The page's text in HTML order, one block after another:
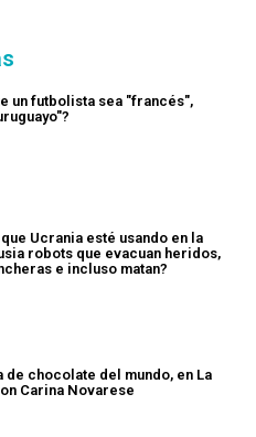
un futbolista sea "francés",
Ucrania esté usando en la
robots que evacuan heridos,
e incluso matan?
de chocolate del mundo, en La
Carina Novarese